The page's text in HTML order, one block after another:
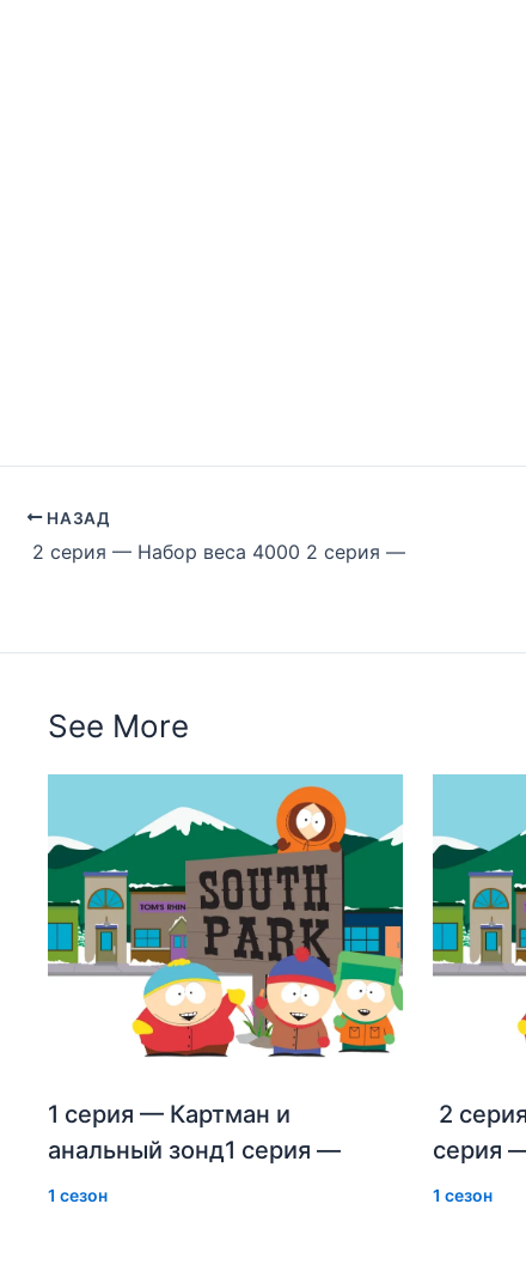
НАЗАД
2 серия — Набор веса 4000 2 серия —
See More
1 серия — Картман и
анальный зонд1 серия —
1 сезон
2
серия
1 сезон